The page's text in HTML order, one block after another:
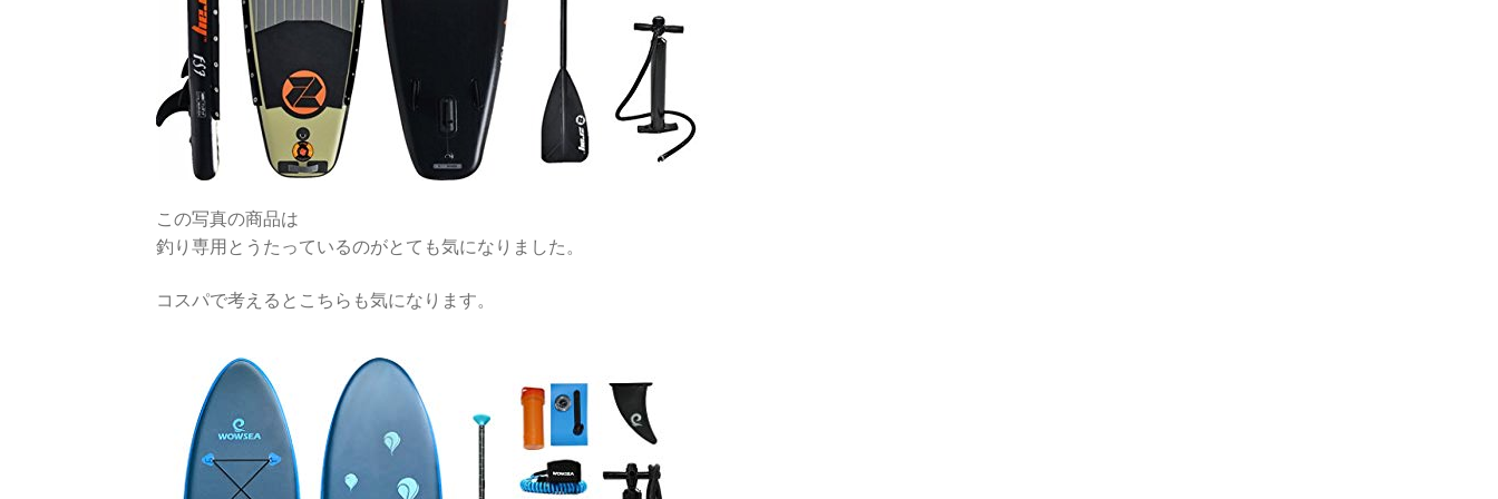
この写真の商品は
釣り専用とうたっているのがとても気になりました。
コスパで考えるとこちらも気になります。